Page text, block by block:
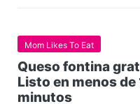
Mom Likes To Eat
Queso fontina
Listo en menos de
minutos